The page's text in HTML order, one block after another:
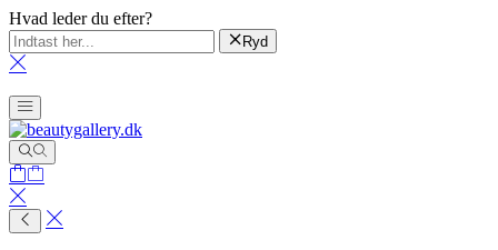
Hvad leder du efter?
Ryd